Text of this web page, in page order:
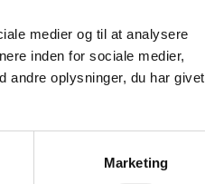
medier og til at analysere
inden for sociale medier,
andre oplysninger, du har givet
Marketing